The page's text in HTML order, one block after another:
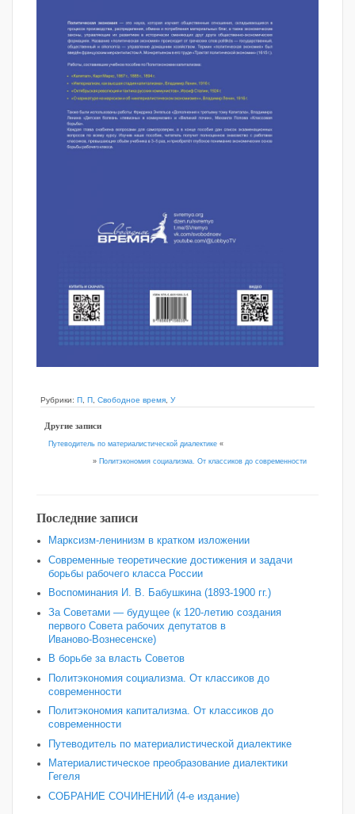
Рубрики: П, П, Свободное время, У
Другие записи
Путеводитель по материалистической диалектике «
» Политэкономия социализма. От классиков до современности
Последние записи
Марксизм-ленинизм в кратком изложении
Современные теоретические достижения и задачи
борьбы рабочего класса России
Воспоминания И. В. Бабушкина (1893-1900 гг.)
За Советами — будущее (к 120‑летию создания
первого Совета рабочих депутатов в
Иваново‑Вознесенске)
В борьбе за власть Советов
Политэкономия социализма. От классиков до
современности
Политэкономия капитализма. От классиков до
современности
Путеводитель по материалистической диалектике
Материалистическое преобразование диалектики
Гегеля
СОБРАНИЕ СОЧИНЕНИЙ (4-е издание)